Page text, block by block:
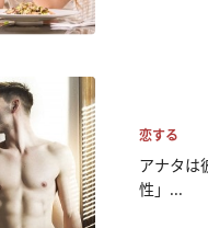
恋する
アナタは
性」...